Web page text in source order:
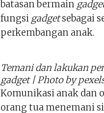
batasan bermain
fungsi gadgetsebagai
perkembangan anak.
Temani dan lakukan
gadget | Photo by
Komunikasi anak dan
orang tua menemani